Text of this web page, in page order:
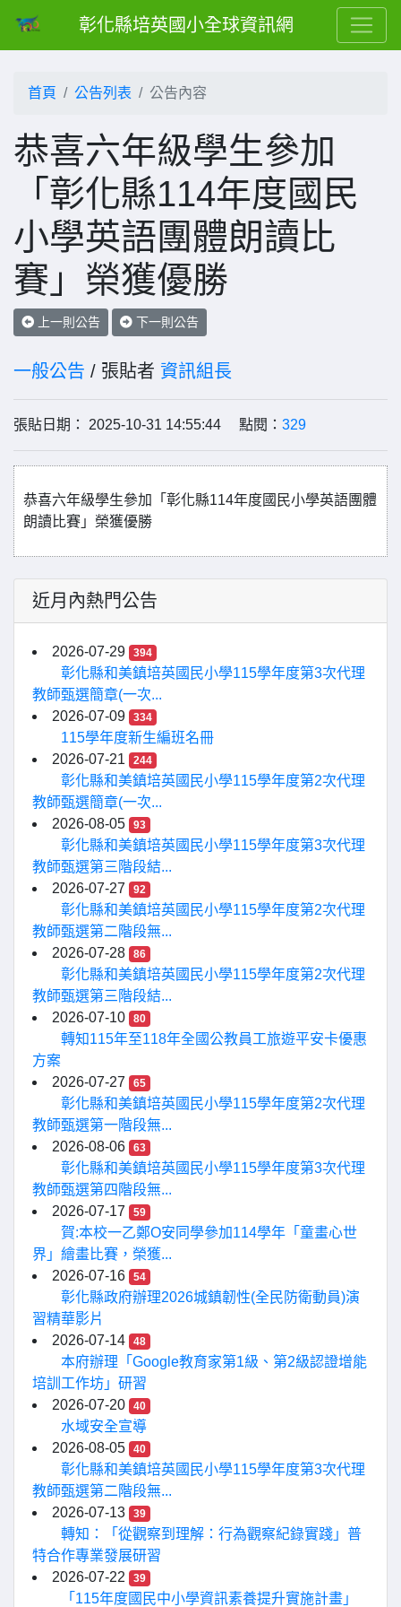
彰化縣培英國小全球資訊網
首頁 公告列表 公告內容
恭喜六年級學生參加
「彰化縣114年度國民
小學英語團體朗讀比
賽」榮獲優勝
上一則公告 下一則公告
一般公告 / 張貼者 資訊組長
張貼日期： 2025-10-31 14:55:44 點閱： 329
恭喜六年級學生參加「彰化縣114年度國民小學英語團體
朗讀比賽」榮獲優勝
近月內熱門公告
2026-07-29 394
彰化縣和美鎮培英國民小學115學年度第3次代理
教師甄選簡章(一次...
2026-07-09
334
115學年度新生編班名冊
2026-07-21
244
彰化縣和美鎮培英國民小學115學年度第2次代理
教師甄選簡章(一次...
2026-08-05
93
彰化縣和美鎮培英國民小學115學年度第3次代理
教師甄選第三階段結...
2026-07-27
92
彰化縣和美鎮培英國民小學115學年度第2次代理
教師甄選第二階段無...
2026-07-28
86
彰化縣和美鎮培英國民小學115學年度第2次代理
教師甄選第三階段結...
2026-07-10
80
轉知115年至118年全國公教員工旅遊平安卡優惠
方案
2026-07-27
65
彰化縣和美鎮培英國民小學115學年度第2次代理
教師甄選第一階段無...
2026-08-06
63
彰化縣和美鎮培英國民小學115學年度第3次代理
教師甄選第四階段無...
2026-07-17
59
賀:本校一乙鄭O安同學參加114學年「童畫心世
界」繪畫比賽，榮獲...
2026-07-16
54
彰化縣政府辦理2026城鎮韌性(全民防衛動員)演
習精華影片
2026-07-14
48
本府辦理「Google教育家第1級、第2級認證增能
培訓工作坊」研習
2026-07-20
40
水域安全宣導
2026-08-05
40
彰化縣和美鎮培英國民小學115學年度第3次代理
教師甄選第二階段無...
2026-07-13
39
轉知：「從觀察到理解：行為觀察紀錄實踐」普
特合作專業發展研習
2026-07-22
39
「115年度國民中小學資訊素養提升實施計畫」